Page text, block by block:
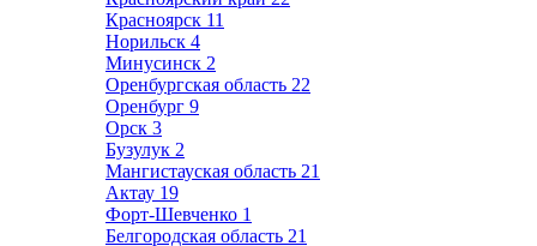
Красноярск 11
Норильск 4
Минусинск 2
Оренбургская область 22
Оренбург 9
Орск 3
Бузулук 2
Мангистауская область 21
Актау 19
Форт-Шевченко 1
Белгородская область 21